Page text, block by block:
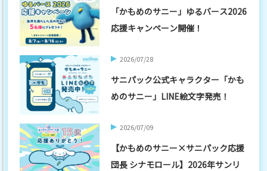
「かもめのサニー」ゆるバース2026
応援キャンペーン開催！
2026/07/28
サニパック公式キャラクター「かも
めのサニー」LINE絵文字発売！
2026/07/09
【かもめのサニー×サニパック応援
団長 シナモロール】2026年サンリ